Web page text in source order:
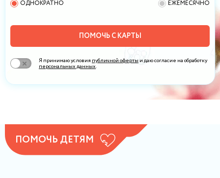
ОДНОКРАТНО ЕЖЕМЕСЯЧНО
ПОМОЧЬ С КАРТЫ
Я принимаю условия публичной оферты и даю согласие на обработку
персональных данных.
ПОМОЧЬ ДЕТЯМ